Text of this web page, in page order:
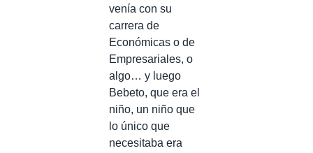
venía con su
carrera de
Económicas o de
Empresariales, o
algo… y luego
Bebeto, que era el
niño, un niño que
lo único que
necesitaba era